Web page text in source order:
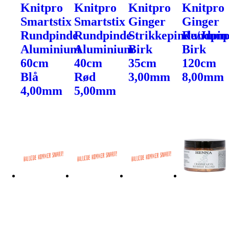
Knitpro
Smartstix
Rundpinde
Aluminium
60cm
Blå
4,00mm
Knitpro
Smartstix
Rundpinde
Aluminium
40cm
Rød
5,00mm
Knitpro
Ginger
Strikkepinde/
Birk
35cm
3,00mm
Knitpro
Ginger
Birk
120cm
8,00mm